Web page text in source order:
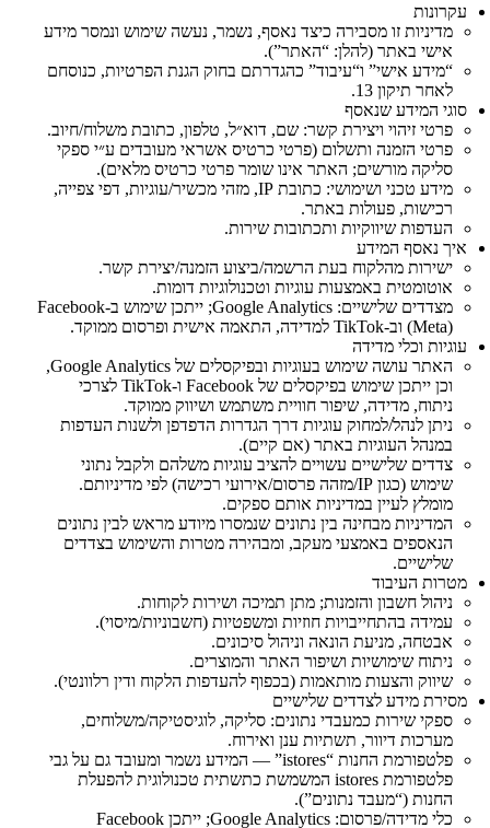
עקרונות
מדיניות זו מסבירה כיצד נאסף, נשמר, נעשה שימוש ונמסר מידע
אישי באתר (להלן: “האתר”).
“מידע אישי” ו“עיבוד” כהגדרתם בחוק הגנת הפרטיות, כנוסחם
לאחר תיקון 13.
סוגי המידע שנאסף
פרטי זיהוי ויצירת קשר: שם, דוא״ל, טלפון, כתובת משלוח/חיוב.
פרטי הזמנה ותשלום (פרטי כרטיס אשראי מעובדים ע״י ספקי
סליקה מורשים; האתר אינו שומר פרטי כרטיס מלאים).
מידע טכני ושימושי: כתובת IP, מזהי מכשיר/עוגיות, דפי צפייה,
רכישות, פעולות באתר.
העדפות שיווקיות ותכתובות שירות.
איך נאסף המידע
ישירות מהלקוח בעת הרשמה/ביצוע הזמנה/יצירת קשר.
אוטומטית באמצעות עוגיות וטכנולוגיות דומות.
מצדדים שלישיים: Google Analytics; ייתכן שימוש ב‑Facebook
(Meta) וב‑TikTok למדידה, התאמה אישית ופרסום ממוקד.
עוגיות וכלי מדידה
האתר עושה שימוש בעוגיות ובפיקסלים של Google Analytics,
וכן ייתכן שימוש בפיקסלים של Facebook ו‑TikTok לצרכי
ניתוח, מדידה, שיפור חוויית משתמש ושיווק ממוקד.
ניתן לנהל/למחוק עוגיות דרך הגדרות הדפדפן ולשנות העדפות
במנהל העוגיות באתר (אם קיים).
צדדים שלישיים עשויים להציב עוגיות משלהם ולקבל נתוני
שימוש (כגון IP/מזהה פרסום/אירועי רכישה) לפי מדיניותם.
מומלץ לעיין במדיניות אותם ספקים.
המדיניות מבחינה בין נתונים שנמסרו מיודע מראש לבין נתונים
הנאספים באמצעי מעקב, ומבהירה מטרות והשימוש בצדדים
שלישיים.
מטרות העיבוד
ניהול חשבון והזמנות; מתן תמיכה ושירות לקוחות.
עמידה בהתחייבויות חוזיות ומשפטיות (חשבוניות/מיסוי).
אבטחה, מניעת הונאה וניהול סיכונים.
ניתוח שימושיות ושיפור האתר והמוצרים.
שיווק והצעות מותאמות (בכפוף להעדפות הלקוח ודין רלוונטי).
מסירת מידע לצדדים שלישיים
ספקי שירות כמעבדי נתונים: סליקה, לוגיסטיקה/משלוחים,
מערכות דיוור, תשתיות ענן ואירוח.
פלטפורמת החנות “istores” — המידע נשמר ומעובד גם על גבי
פלטפורמת istores המשמשת כתשתית טכנולוגית להפעלת
החנות (“מעבד נתונים”).
כלי מדידה/פרסום: Google Analytics; ייתכן Facebook